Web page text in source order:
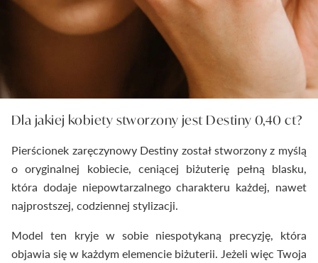
Dla jakiej kobiety stworzony jest Destiny 0,40 ct?
Pierścionek zaręczynowy Destiny został stworzony z myślą
o oryginalnej kobiecie, ceniącej biżuterię pełną blasku,
która dodaje niepowtarzalnego charakteru każdej, nawet
najprostszej, codziennej stylizacji.
Model ten kryje w sobie niespotykaną precyzję, która
objawia się w każdym elemencie biżuterii. Jeżeli więc Twoja